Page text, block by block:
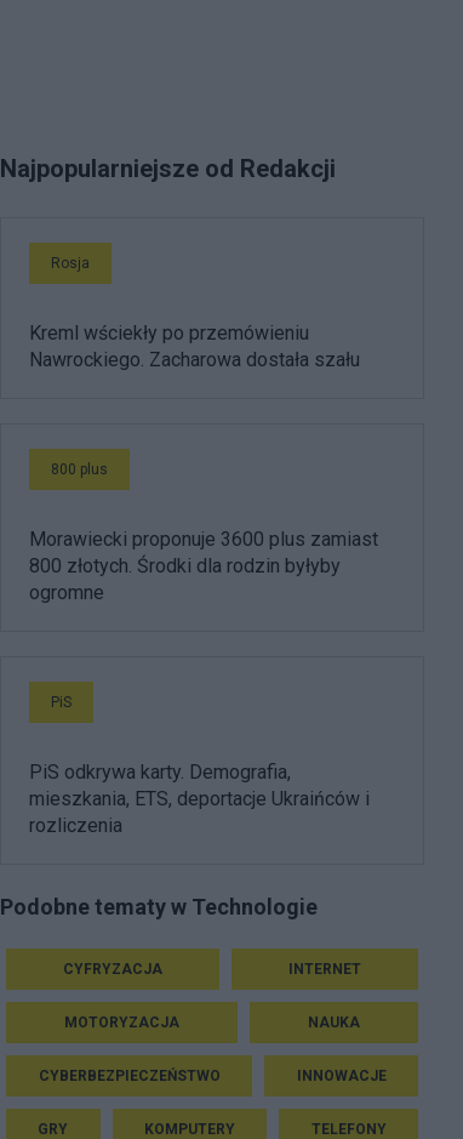
Najpopularniejsze od Redakcji
Rosja
Kreml wściekły po przemówieniu
Nawrockiego. Zacharowa dostała szału
800 plus
Morawiecki proponuje 3600 plus zamiast
800 złotych. Środki dla rodzin byłyby
ogromne
PiS
PiS odkrywa karty. Demografia,
mieszkania, ETS, deportacje Ukraińców i
rozliczenia
Podobne tematy w Technologie
CYFRYZACJA INTERNET
MOTORYZACJA NAUKA
CYBERBEZPIECZEŃSTWO INNOWACJE
GRY KOMPUTERY TELEFONY